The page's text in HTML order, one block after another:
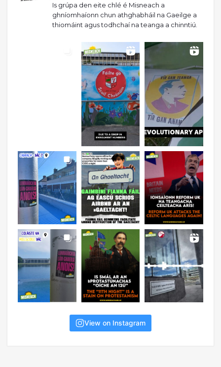
Is grúpa den eite chlé é Misneach a
ghníomhaíonn chun athghabháil na Gaeilge a
thiomáint agus todhchaí na teanga a chinntiú.
View on Instagram